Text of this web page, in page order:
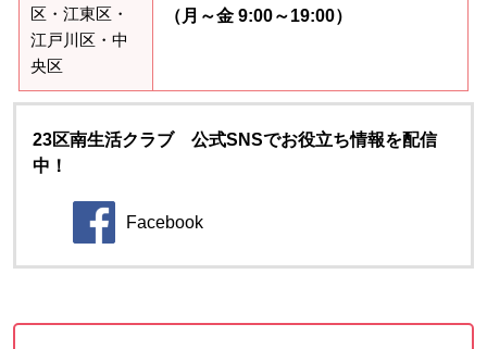
区・江東区・
江戸川区・中
央区
（月～金 9:00～19:00）
23区南生活クラブ 公式SNSでお役立ち情報を配信
中！
Facebook
別のウィンドウで開きます。